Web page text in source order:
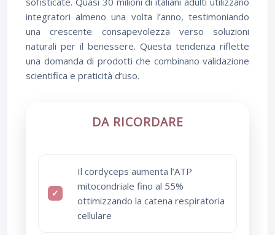
integratori almeno una volta l’anno, testimoniando
una crescente consapevolezza verso soluzioni
naturali per il benessere. Questa tendenza riflette
una domanda di prodotti che combinano validazione
scientifica e praticità d’uso.
DA RICORDARE
Il cordyceps aumenta l’ATP
mitocondriale fino al 55%
ottimizzando la catena respiratoria
cellulare